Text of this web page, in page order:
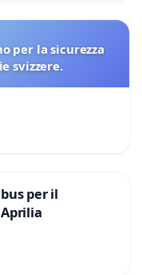
per la sicurezza
svizzere.
per il